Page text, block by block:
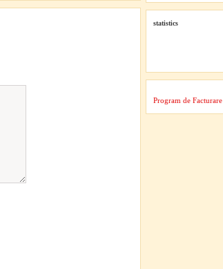
statistics
Program de Facturare